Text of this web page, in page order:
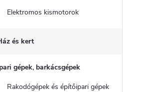
Elektromos kismotorok
és kert
gépek, barkácsgépek
Rakodógépek és építőipari gépek